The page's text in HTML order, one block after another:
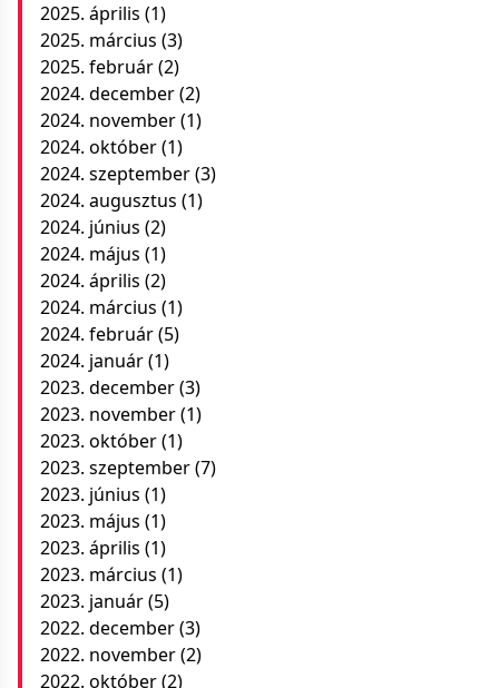
2025. április (1)
2025. március (3)
2025. február(2)
2024. december(2)
2024. november(1)
2024. október(1)
2024. szeptember(3)
2024. augusztus (1)
2024. június (2)
2024. május (1)
2024. április (2)
2024. március (1)
2024. február(5)
2024. január(1)
2023. december(3)
2023. november(1)
2023. október(1)
2023. szeptember(7)
2023. június (1)
2023. május (1)
2023. április (1)
2023. március (1)
2023. január(5)
2022. december(3)
2022. november(2)
2022. október(2)